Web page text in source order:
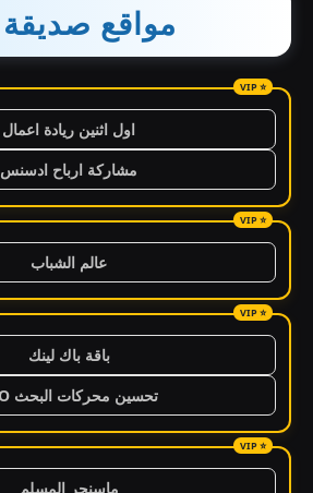
مواقع صديقة
اول اثنين ريادة اعمال
مشاركة ارباح ادسنس
عالم الشباب
باقة باك لينك
تحسين محركات البحث SEO
ماسنجر المسلم